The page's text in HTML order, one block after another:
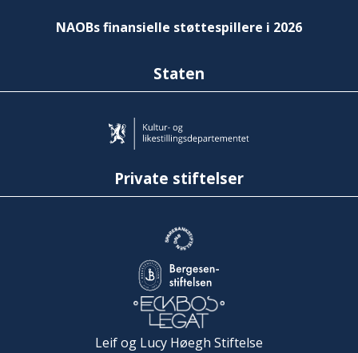
NAOBs finansielle støttespillere i 2026
Staten
Private stiftelser
Leif og Lucy Høegh Stiftelse